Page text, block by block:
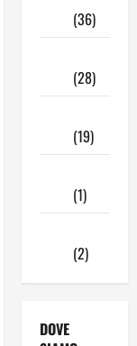
(36)
(28)
(19)
(1)
(2)
DOVE